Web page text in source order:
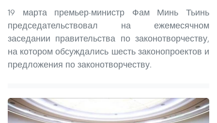
19 марта премьер-министр Фам Минь Тьинь
председательствовал на ежемесячном
заседании правительства по законотворчеству,
на котором обсуждались шесть законопроектов и
предложения по законотворчеству.